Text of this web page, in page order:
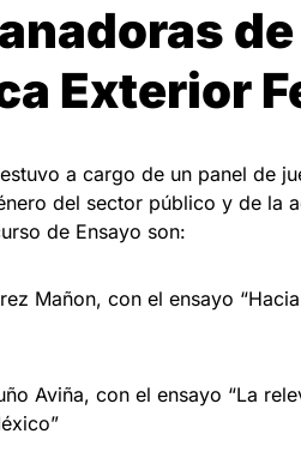
Exterior
a cargo de un panel de
del sector público y de la
de Ensayo son:
Mañon, con el ensayo
Aviña, con el ensayo “La